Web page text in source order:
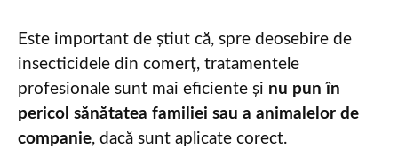
Este important de știut că, spre deosebire de
insecticidele din comerț, tratamentele
profesionale sunt mai eficiente și nu pun în
pericol sănătatea familiei sau a animalelor de
companie, dacă sunt aplicate corect.